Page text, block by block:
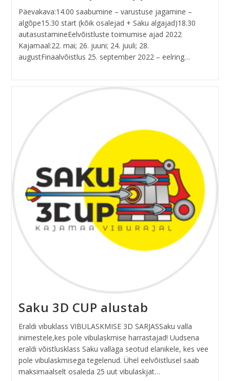
Päevakava:14.00 saabumine – varustuse jagamine –
algõpe15.30 start (kõik osalejad + Saku algajad)18.30
autasustamineEelvõistluste toimumise ajad 2022
Kajamaal:22. mai; 26. juuni; 24. juuli; 28.
augustFinaalvõistlus 25. september 2022 – eelring…
Saku 3D CUP alustab
Eraldi vibuklass VIBULASKMISE 3D SARJASSaku valla
inimestele,kes pole vibulaskmise harrastajad! Uudsena
eraldi võistlusklass Saku vallaga seotud elanikele, kes vee
pole vibulaskmisega tegelenud. Ühel eelvõistlusel saab
maksimaalselt osaleda 25 uut vibulaskjat…